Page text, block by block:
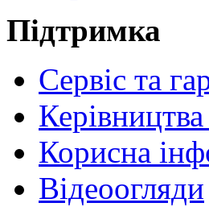
Підтримка
Сервіс та
Корисна
Відеоогляди